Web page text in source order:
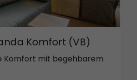
Komfort (VB)
Komfort mit begehbarem